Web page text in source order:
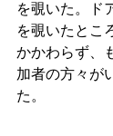
を覗いた。ド
を覗いたとこ
かかわらず、
加者の方々が
た。